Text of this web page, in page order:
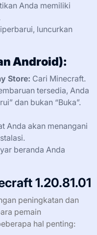
Anda memiliki
luncurkan
Android):
Store: Cari Minecraft.
tersedia, Anda
dan bukan “Buka”.
Anda akan menangani
beranda Anda
1.20.81.01
peningkatan dan
pemain
hal penting: